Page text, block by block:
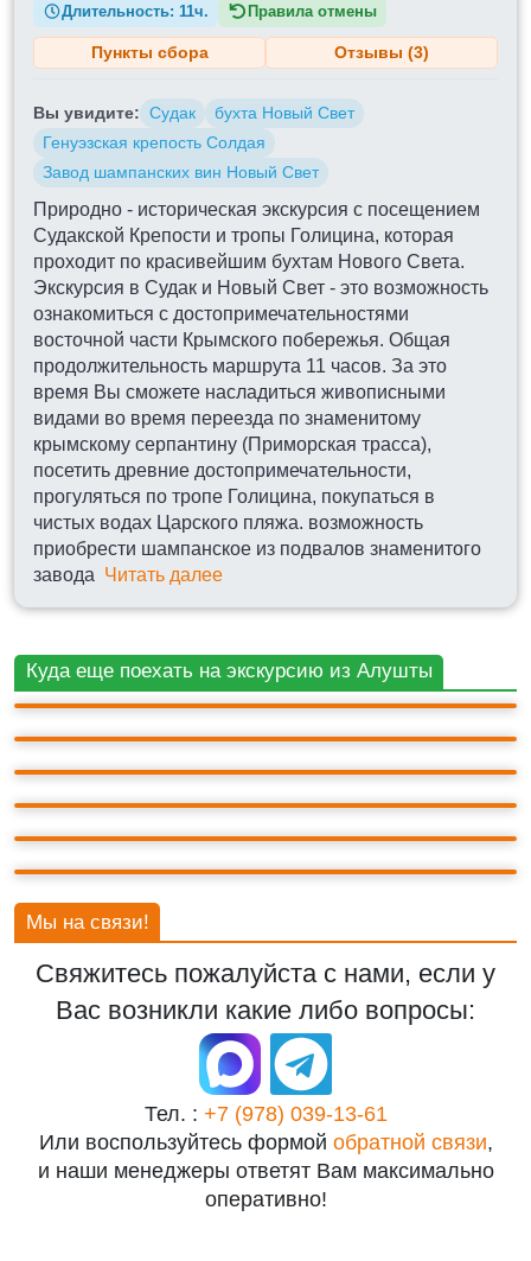
Длительность: 11ч. Правила отмены
Пункты сбора Отзывы (3)
Вы увидите: Судак
бухта Новый Свет
Генуэзская крепость Солдая
Завод шампанских вин Новый Свет
Природно - историческая экскурсия с посещением
Судакской Крепости и тропы Голицина, которая
проходит по красивейшим бухтам Нового Света.
Экскурсия в Судак и Новый Свет - это возможность
ознакомиться с достопримечательностями
восточной части Крымского побережья. Общая
продолжительность маршрута 11 часов. За это
время Вы сможете насладиться живописными
видами во время переезда по знаменитому
крымскому серпантину (Приморская трасса),
посетить древние достопримечательности,
прогуляться по тропе Голицина, покупаться в
чистых водах Царского пляжа. возможность
приобрести шампанское из подвалов знаменитого
завода Читать далее
Куда еще поехать на экскурсию из Алушты
СУДАК
БУХТА НОВЫЙ СВЕТ
АРПАТСКИЕ ВОДОПАДЫ
БАХЧИСАРАЙ
ВОРОНЦОВСКИЙ ДВОРЕЦ
ГОРА АЙ-ПЕТРИ
Мы на связи!
Свяжитесь пожалуйста с нами, если у
Вас возникли какие либо вопросы:
Тел. : +7 (978) 039-13-61
Или воспользуйтесь формой обратной связи,
и наши менеджеры ответят Вам максимально
оперативно!